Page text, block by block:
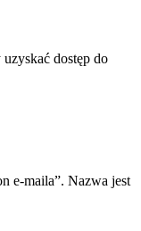
dostęp do
e-maila”. Nazwa jest